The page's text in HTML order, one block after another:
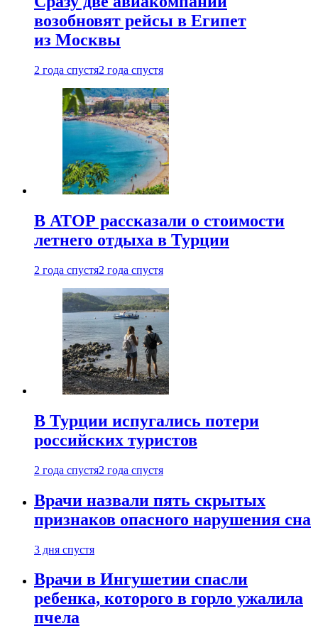
возобновят рейсы в Египет
из Москвы
2 года спустя2 года спустя
В АТОР рассказали о стоимости
летнего отдыха в Турции
2 года спустя2 года спустя
В Турции испугались потери
российских туристов
2 года спустя2 года спустя
Врачи назвали пять скрытых
признаков опасного нарушения сна
3 дня спустя
Врачи в Ингушетии спасли
ребенка, которого в горло ужалила
пчела